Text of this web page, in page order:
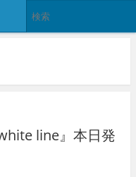
line』本日発